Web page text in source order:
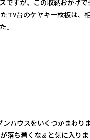
ですが、この収納おかげ
TV台のケヤキ一枚板は、
。
ハウスをいくつかまわり
落ち着くなぁと気に入り